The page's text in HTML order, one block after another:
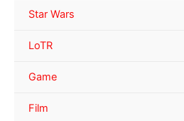
Star Wars
LoTR
Game
Film